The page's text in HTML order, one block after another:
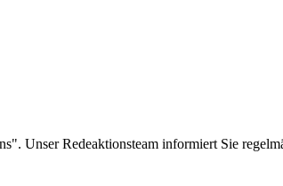
Unser Redeaktionsteam informiert Sie